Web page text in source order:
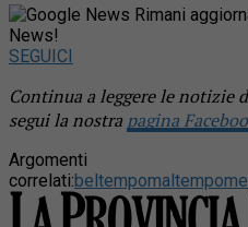
Rimani
News!
SEGUICI
Continua a leggere le notizie
segui la nostra pagina
Argomenti
correlati:beltempomaltempo